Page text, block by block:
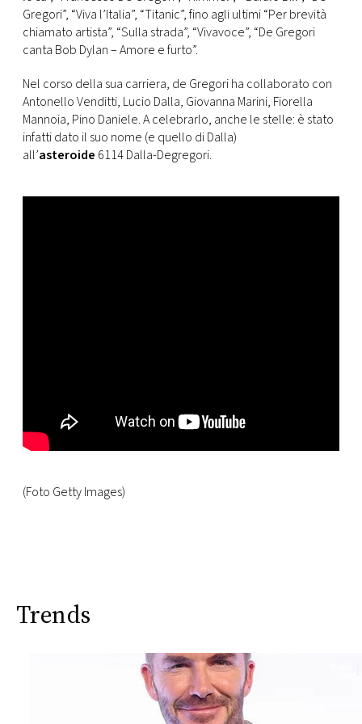
CONSIGLIA
Gregori”, “Viva l’Italia”, “Titanic”, fino agli ultimi “Per brevità
chiamato artista”, “Sulla strada”, “Vivavoce”, “De Gregori
canta Bob Dylan – Amore e furto”.
Nel corso della sua carriera, de Gregori ha collaborato con
Antonello Venditti, Lucio Dalla, Giovanna Marini, Fiorella
Mannoia, Pino Daniele. A celebrarlo, anche le stelle: è stato
infatti dato il suo nome (e quello di Dalla)
all’asteroide 6114 Dalla-Degregori.
(Foto Getty Images)
Trends